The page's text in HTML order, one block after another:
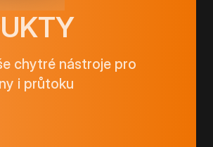
chytré nástroje pro
i průtoku